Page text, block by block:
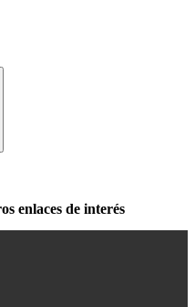
enlaces de interés